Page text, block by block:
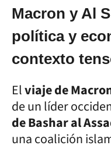
Macron y Al
política y
contexto
Elviaje de
de un líder
de Bashar al
una coalición